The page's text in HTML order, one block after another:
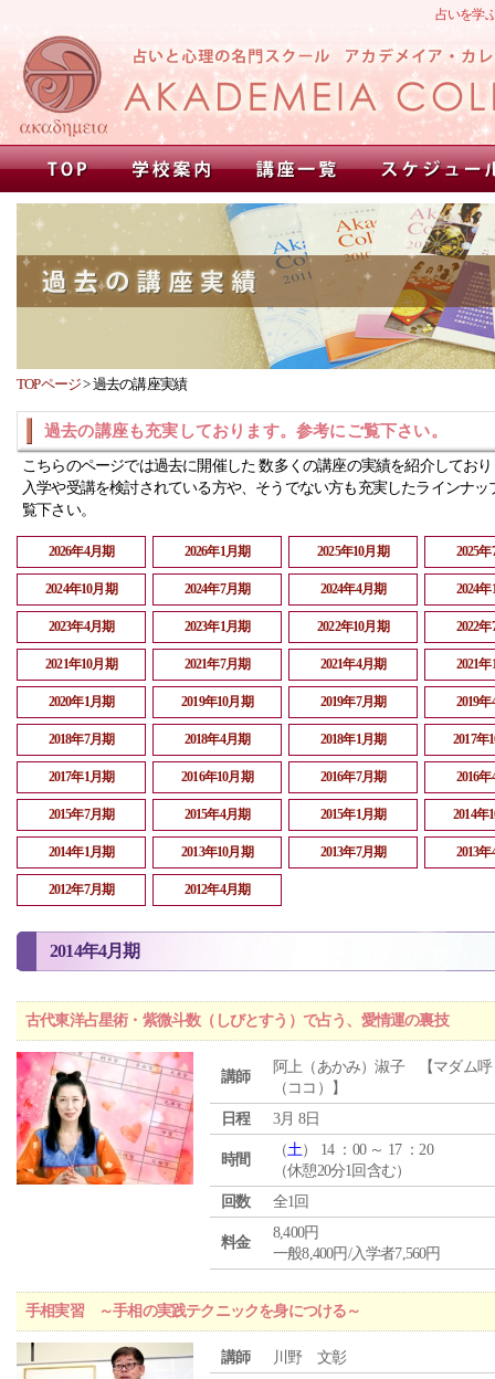
占いを学
TOPページ>過去の講座実績
過去の講座も充実しております。参考にご覧下さい。
こちらのページでは過去に開催した 数多くの講座の実績を紹介してお
入学や受講を検討されている方や、そうでない方も充実したラインナッ
覧下さい。
2026年4月期 2026年1月期 2025年10月期 2025
2024年10月期 2024年7月期 2024年4月期 2024
2023年4月期 2023年1月期 2022年10月期 2022
2021年10月期 2021年7月期 2021年4月期 2021
2020年1月期 2019年10月期 2019年7月期 2019
2018年7月期 2018年4月期 2018年1月期 2017年
2017年1月期 2016年10月期 2016年7月期 2016
2015年7月期 2015年4月期 2015年1月期 2014年
2014年1月期 2013年10月期 2013年7月期 2013
2012年7月期 2012年4月期
2014年4月期
古代東洋占星術・紫微斗数（しびとすう）で占う、愛情運の裏技
講師
阿上（あかみ）淑子 【マダム呼
（ココ）】
日程
3月 8日
時間
（土） 14 ：00 ～ 17 ：20
（休憩20分1回含む）
回数
全1回
料金
8,400円
一般8,400円/入学者7,560円
手相実習 ～手相の実践テクニックを身につける～
講師 川野 文彰